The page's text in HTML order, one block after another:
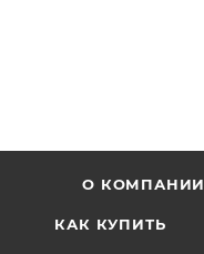
О КОМПАНИИ
КАК КУПИТЬ